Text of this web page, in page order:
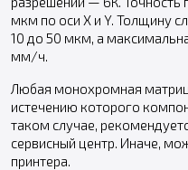
мкм по оси X и Y. Толщину
10 до 50 мкм, а
мм/ч.
Любая монохромная
истечению которого
таком случае,
сервисный центр. Иначе,
принтера.